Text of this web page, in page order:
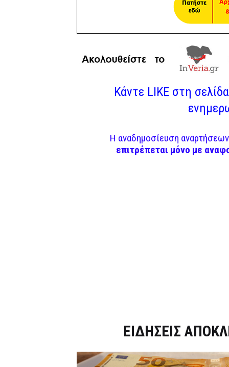
Κάντε LIKE στη
Η αναδημοσίευση
επιτρέπεται μόνο με
ΕΙΔΗΣΕΙΣ